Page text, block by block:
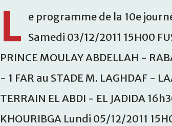
L e programme de la 10e
Samedi 03/12/2011 15H00
PRINCE MOULAY ABDELLAH -
- 1 FAR au STADE M. LAGHDAF -
TERRAIN EL ABDI - EL JADIDA
KHOURIBGA Lundi 05/12/2011